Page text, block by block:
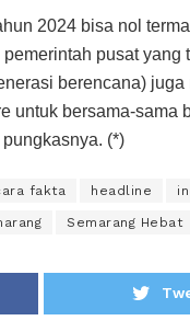
2024 bisa nol
pusat
berencana)
untuk bersama-
(*)
fakta headline
Semarang Hebat